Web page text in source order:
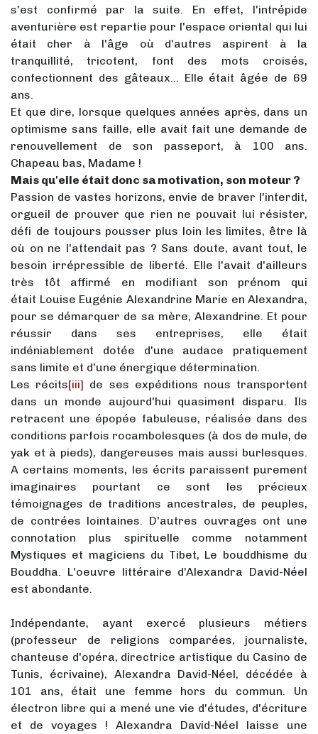
s'est confirmé par la suite. En effet, l'intrépide
aventurière est repartie pour l'espace oriental qui lui
était cher à l'âge où d'autres aspirent à la
tranquillité, tricotent, font des mots croisés,
confectionnent des gâteaux... Elle était âgée de 69
ans.
Et que dire, lorsque quelques années après, dans un
optimisme sans faille, elle avait fait une demande de
renouvellement de son passeport, à 100 ans.
Chapeau bas, Madame !
Mais qu'elle était donc sa motivation, son moteur ?
Passion de vastes horizons, envie de braver l'interdit,
orgueil de prouver que rien ne pouvait lui résister,
défi de toujours pousser plus loin les limites, être là
où on ne l'attendait pas ? Sans doute, avant tout, le
besoin irrépressible de liberté. Elle l'avait d'ailleurs
très tôt affirmé en modifiant son prénom qui
était Louise Eugénie Alexandrine Marie en Alexandra,
pour se démarquer de sa mère, Alexandrine. Et pour
réussir dans ses entreprises, elle était
indéniablement dotée d'une audace pratiquement
sans limite et d'une énergique détermination.
Les récits[iii] de ses expéditions nous transportent
dans un monde aujourd'hui quasiment disparu. Ils
retracent une épopée fabuleuse, réalisée dans des
conditions parfois rocambolesques (à dos de mule, de
yak et à pieds), dangereuses mais aussi burlesques.
A certains moments, les écrits paraissent purement
imaginaires pourtant ce sont les précieux
témoignages de traditions ancestrales, de peuples,
de contrées lointaines. D'autres ouvrages ont une
connotation plus spirituelle comme notamment
Mystiques et magiciens du Tibet, Le bouddhisme du
Bouddha. L'oeuvre littéraire d'Alexandra David-Néel
est abondante.
Indépendante, ayant exercé plusieurs métiers
(professeur de religions comparées, journaliste,
chanteuse d'opéra, directrice artistique du Casino de
Tunis, écrivaine), Alexandra David-Néel, décédée à
101 ans, était une femme hors du commun. Un
électron libre qui a mené une vie d'études, d'écriture
et de voyages ! Alexandra David-Néel laisse une